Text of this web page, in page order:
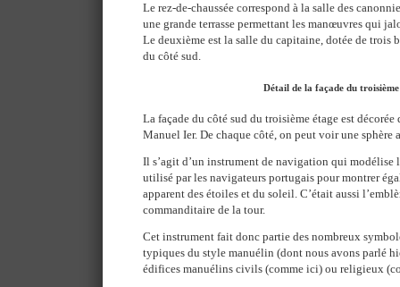
Le rez-de-chaussée correspond à la salle des
une grande terrasse permettant les manœuvres qui
Le deuxième est la salle du capitaine, dotée de trois
du côté sud.
Détail de la façade du troisième
La façade du côté sud du troisième étage est décorée
Manuel Ier. De chaque côté, on peut voir une sphère
Il s’agit d’un instrument de navigation qui modélise
utilisé par les navigateurs portugais pour montrer
apparent des étoiles et du soleil. C’était aussi
commanditaire de la tour.
Cet instrument fait donc partie des nombreux
typiques du style manuélin (dont nous avons parlé
édifices manuélins civils (comme ici) ou religieux